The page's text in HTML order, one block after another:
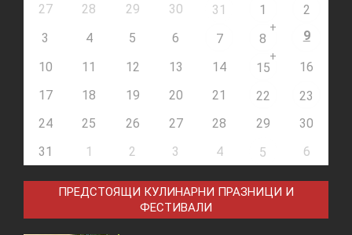
27 28 29 30 31 1
2
3
4 5 6 7 8
+
9
10 11 12 13 14 15
+
16
17
18 19 20 21 22
23
24
25 26 27 28 29
30
31
1 2 3 4 5 6
ПРЕДСТОЯЩИ КУЛИНАРНИ ПРАЗНИЦИ И
ФЕСТИВАЛИ